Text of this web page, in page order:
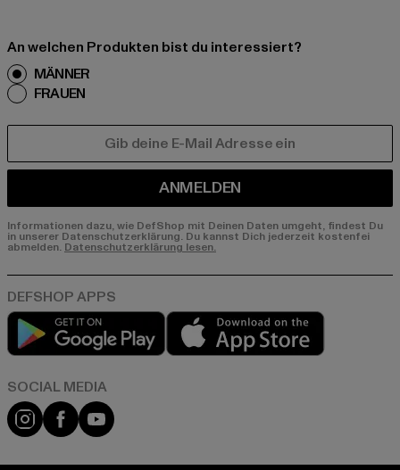
An welchen Produkten bist du interessiert?
MÄNNER
FRAUEN
ANMELDEN
Informationen dazu, wie DefShop mit Deinen Daten umgeht, findest Du
in unserer Datenschutzerklärung. Du kannst Dich jederzeit kostenfei
abmelden. Datenschutzerklärung lesen.
Play market
Instagram
FacebookYouTube